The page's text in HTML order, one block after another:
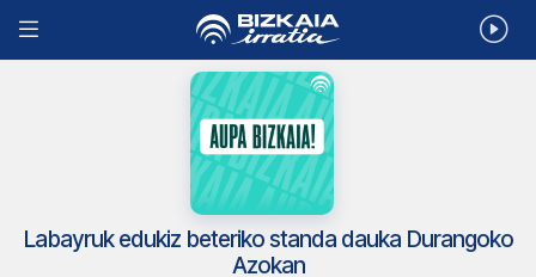
Labayruk edukiz beteriko standa dauka Durangoko
Azokan